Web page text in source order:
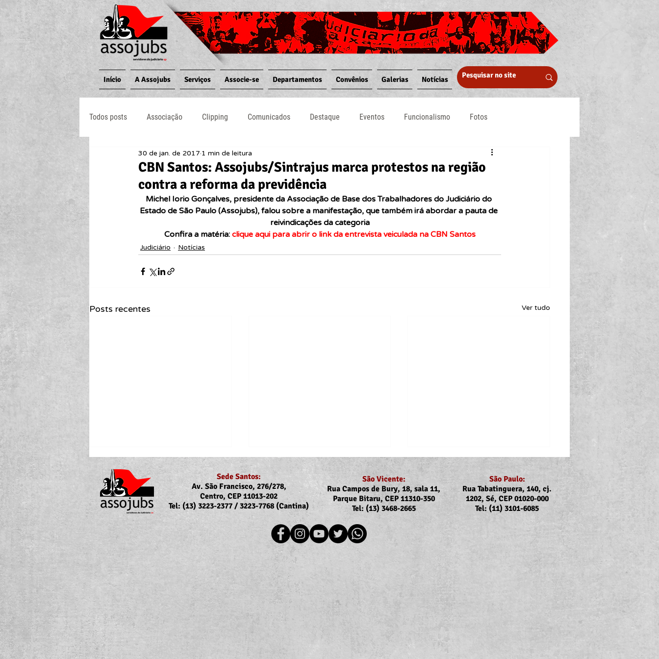
Início A Assojubs Serviços Associe-se Departamentos Convênios Galerias Notícias
Todos posts Associação Clipping Comunicados Destaque Eventos Funcionalismo Fotos
Jornal O Processo Judiciário Notícias
CBN Santos: Assojubs/Sintrajus marca protestos na região
contra a reforma da previdência
30 de jan. de 2017 1 min de leitura
Michel Iorio Gonçalves, presidente da Associação de Base dos Trabalhadores do Judiciário do
Estado de São Paulo (Assojubs), falou sobre a manifestação, que também irá abordar a pauta de
reivindicações da categoria
Confira a matéria: clique aqui para abrir o link da entrevista veiculada na CBN Santos
Judiciário Notícias
Posts recentes Ver tudo
Portaria Nº 10.855/2026
sobre a atualização da
concessão do auxílio-saúde
para servidores/as ativos/as e
inativos/as
Recomposição do auxílio-
saúde: Implementação dos
novos valores entra na folha
de julho (pagamento em
agosto)
Comunicado Assojubs:
Reajuste Unimed Odonto em
agosto (2026)
Sede Santos:
Av. São Francisco, 276/278,
Centro, CEP 11013-202
Tel: (13) 3223-2377 / 3223-7768 (Cantina)
São Vicente:
Rua Campos de Bury, 18, sala 11,
Parque Bitaru, CEP 11310-350
Tel: (13) 3468-2665
São Paulo:
Rua Tabatinguera, 140, cj.
1202, Sé, CEP 01020-000
Tel: (11) 3101-6085